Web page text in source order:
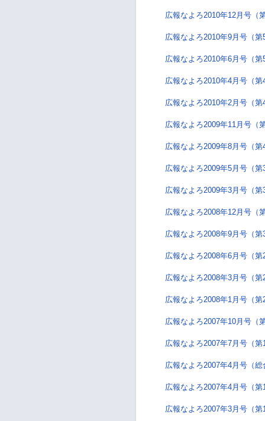
広報なよろ2010年12月号（
広報なよろ2010年9月号（第
広報なよろ2010年6月号（第
広報なよろ2010年4月号（第
広報なよろ2010年2月号（第
広報なよろ2009年11月号（
広報なよろ2009年8月号（第
広報なよろ2009年5月号（第
広報なよろ2009年3月号（第
広報なよろ2008年12月号（
広報なよろ2008年9月号（第
広報なよろ2008年6月号（第
広報なよろ2008年3月号（第
広報なよろ2008年1月号（第
広報なよろ2007年10月号（
広報なよろ2007年7月号（第
広報なよろ2007年4月号（
広報なよろ2007年4月号（第
広報なよろ2007年3月号（第